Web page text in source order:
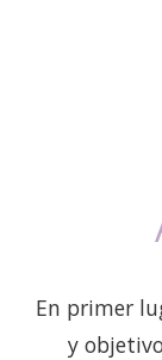
En primer
y